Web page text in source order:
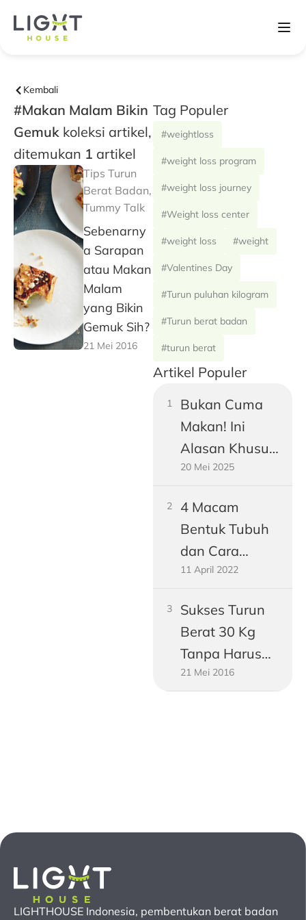
Kembali
#Makan Malam Bikin
Gemuk koleksi artikel,
ditemukan 1 artikel
Tips Turun
Berat Badan,
Tummy Talk
Sebenarny
a Sarapan
atau Makan
Malam
yang Bikin
Gemuk Sih?
21 Mei 2016
Tag Populer
#weightloss
#weight loss program
#weight loss journey
#Weight loss center
#weight loss #weight
#Valentines Day
#Turun puluhan kilogram
#Turun berat badan
#turun berat
Artikel Populer
Bukan Cuma
Makan! Ini
Alasan Khusus
Perut Pria
Gampang
Buncit
20 Mei 2025
4 Macam
Bentuk Tubuh
dan Cara
Mengukurnya!
11 April 2022
Sukses Turun
Berat 30 Kg
Tanpa Harus
Jadi Vegetarian
21 Mei 2016
LIGHTHOUSE Indonesia, pembentukan berat badan